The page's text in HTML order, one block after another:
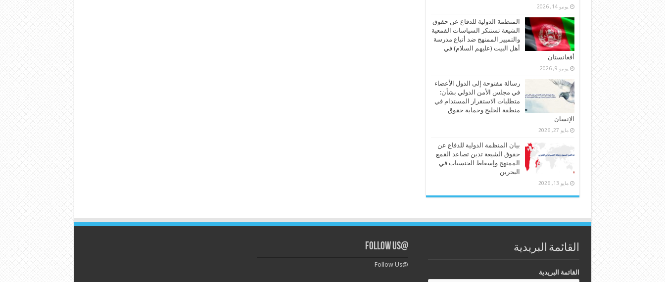
يونيو 14, 2026
المنظمة الدولية للدفاع عن حقوق
الشيعة تستنكر السياسات القمعية
والتمييز الممنهج ضد أتباع مدرسة
أهل البيت (عليهم السلام) في
أفغانستان
يونيو 9, 2026
رسالة مفتوحة إلى الدول الأعضاء
في مجلس الأمن الدولي بشأن:
متطلبات الاستقرار المستدام في
منطقة الخليج وحماية حقوق
الإنسان
مايو 27, 2026
بيان المنظمة الدولية للدفاع عن
حقوق الشيعة تدين تصاعد القمع
الممنهج وإسقاط الجنسيات في
البحرين
مايو 13, 2026
القائمة البريدية
القائمة البريدية
@Follow Us
@Follow Us